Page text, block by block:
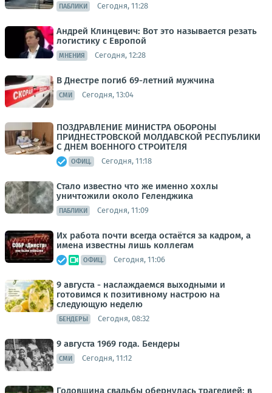
ПАБЛИКИ Сегодня, 11:28
Андрей Клинцевич: Вот это называется резать
логистику с Европой
МНЕНИЯ Сегодня, 12:28
В Днестре погиб 69-летний мужчина
СМИ Сегодня, 13:04
ПОЗДРАВЛЕНИЕ МИНИСТРА ОБОРОНЫ
ПРИДНЕСТРОВСКОЙ МОЛДАВСКОЙ РЕСПУБЛИКИ
С ДНЕМ ВОЕННОГО СТРОИТЕЛЯ
ОФИЦ. Сегодня, 11:18
Стало известно что же именно хохлы
уничтожили около Геленджика
ПАБЛИКИ Сегодня, 11:09
Их работа почти всегда остаётся за кадром, а
имена известны лишь коллегам
ОФИЦ. Сегодня, 11:06
9 августа - наслаждаемся выходными и
готовимся к позитивному настрою на
следующую неделю
БЕНДЕРЫ Сегодня, 08:32
9 августа 1969 года. Бендеры
СМИ Сегодня, 11:12
Годовщина свадьбы обернулась трагедией: в